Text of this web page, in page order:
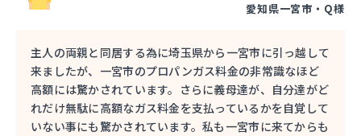
愛知県一宮市・Q様
主人の両親と同居する為に埼玉県から一宮市に引っ越して
来ましたが、一宮市のプロパンガス料金の非常識なほど
高額には驚かされています。さらに義母達が、自分達がど
れだけ無駄に高額なガス料金を支払っているかを自覚して
いない事にも驚かされています。私も一宮市に来てからも